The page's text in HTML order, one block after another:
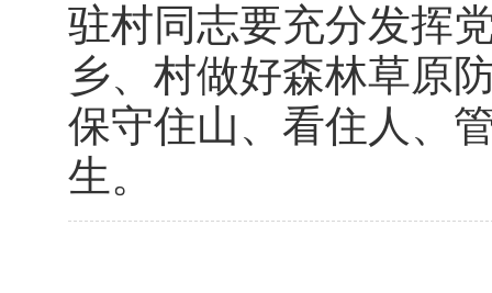
驻村同志要充分发挥
乡、村做好森林草原
保守住山、看住人、
生。